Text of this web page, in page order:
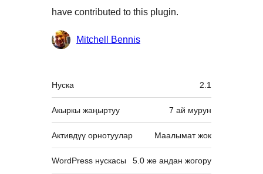
have contributed to this plugin.
МүчөлөрүMitchell Bennis
Мета
Нуска 2.1
Акыркы жаңыртуу 7 ай мурун
Активдүү орнотуулар Маалымат жок
WordPress нускасы 5.0 же андан жогору